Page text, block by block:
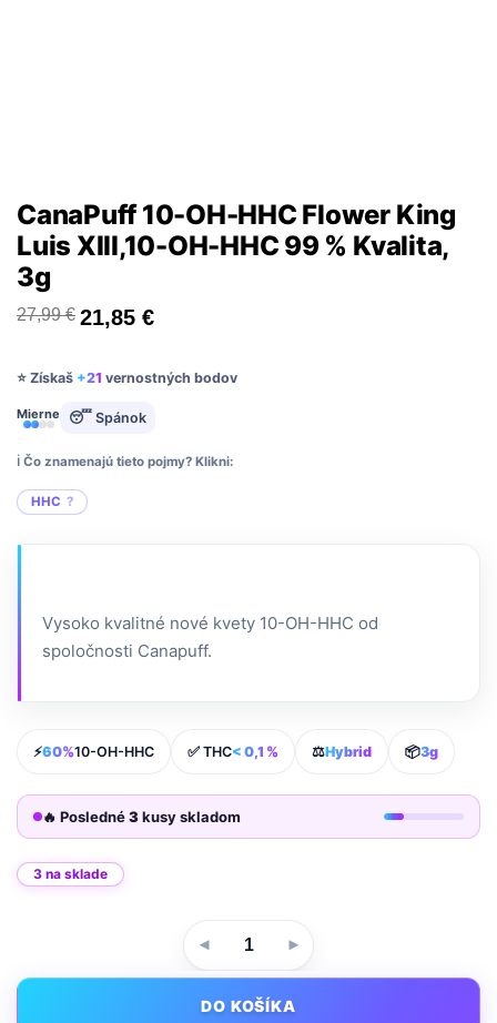
CanaPuff 10-OH-HHC Flower King
Luis XIII,10-OH-HHC 99 % Kvalita,
3g
27,99€ 21,85 €
⭐ Získaš +21 vernostných bodov
Mierne 😴 Spánok
ℹ️ Čo znamenajú tieto pojmy? Klikni:
HHC
Vysoko kvalitné nové kvety 10-OH-HHC od
spoločnosti Canapuff.
⚡60%10-OH-HHC ✅ THC< 0,1 % ⚖️Hybrid 📦3g
🔥 Posledné3kusy skladom
3 na sklade
DO KOŠÍKA